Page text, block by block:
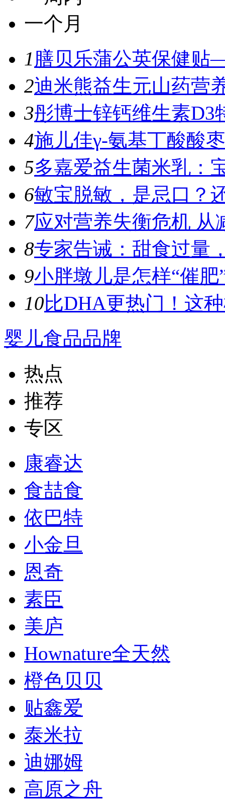
一个月
1 膳贝乐蒲公英保健
2迪米熊益生元山药营
3彤博士锌钙维生素
4施儿佳γ-氨基丁酸酸
5多嘉爱益生菌米乳：
6敏宝脱敏，是忌口？
7应对营养失衡危机 从
8专家告诫：甜食过量
9小胖墩儿是怎样“催
10比DHA更热门！这
婴儿食品品牌
热点
推荐
专区
康睿达
食喆食
依巴特
小金旦
恩奇
素臣
美庐
Hownature全天然
橙色贝贝
贴鑫爱
泰米拉
迪娜姆
高原之舟